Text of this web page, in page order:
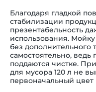
Благодаря гладкой
стабилизации
презентабельность
использования.
без дополнительного
самостоятельно, ведь
поддаются чистке.
для мусора 120 л не
первоначальный цвет